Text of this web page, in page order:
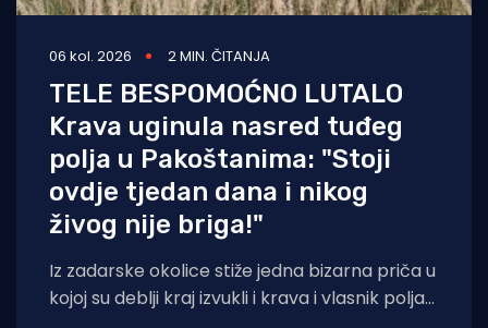
06 kol. 2026 2 MIN. ČITANJA
TELE BESPOMOĆNO LUTALO
Krava uginula nasred tuđeg
polja u Pakoštanima: "Stoji
ovdje tjedan dana i nikog
živog nije briga!"
Iz zadarske okolice stiže jedna bizarna priča u
kojoj su deblji kraj izvukli i krava i vlasnik polja